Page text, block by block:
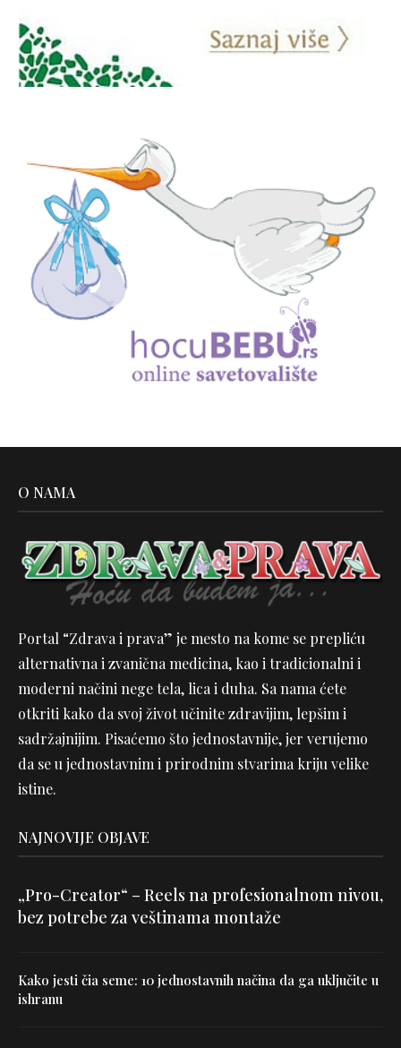
O NAMA
Portal “Zdrava i prava” je mesto na kome se prepliću
alternativna i zvanična medicina, kao i tradicionalni i
moderni načini nege tela, lica i duha. Sa nama ćete
otkriti kako da svoj život učinite zdravijim, lepšim i
sadržajnijim. Pisaćemo što jednostavnije, jer verujemo
da se u jednostavnim i prirodnim stvarima kriju velike
istine.
NAJNOVIJE OBJAVE
„Pro-Creator“ – Reels na profesionalnom nivou,
bez potrebe za veštinama montaže
Kako jesti čia seme: 10 jednostavnih načina da ga uključite u
ishranu